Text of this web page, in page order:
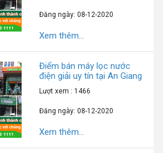
Đăng ngày: 08-12-2020
Xem thêm...
Điểm bán máy lọc nước
điện giải uy tín tại An Giang
Lượt xem : 1466
Đăng ngày: 08-12-2020
Xem thêm...